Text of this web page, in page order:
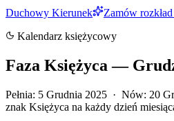
Duchowy Kierunek
Zamów
Kalendarz księżycowy
Faza Księżyca —
Pełnia: 5 Grudnia 2025 · Nów: 20
znak Księżyca na każdy dzień